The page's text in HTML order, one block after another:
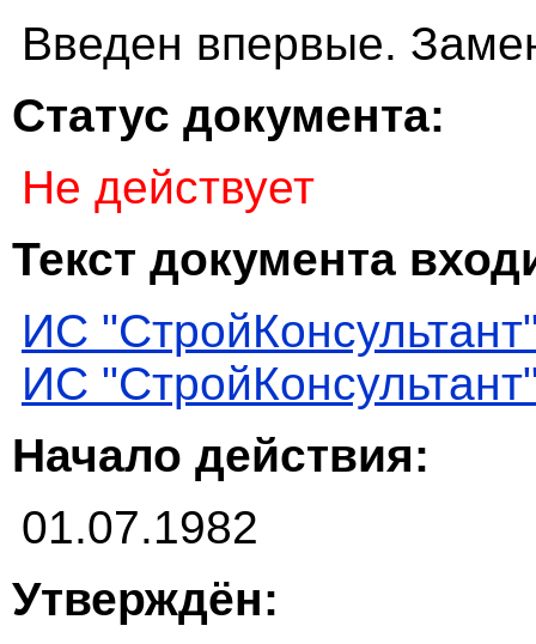
Введен впервые.
Статус документа:
Не действует
Текст документа
ИС
ИС
Начало действия:
01.07.1982
Утверждён: